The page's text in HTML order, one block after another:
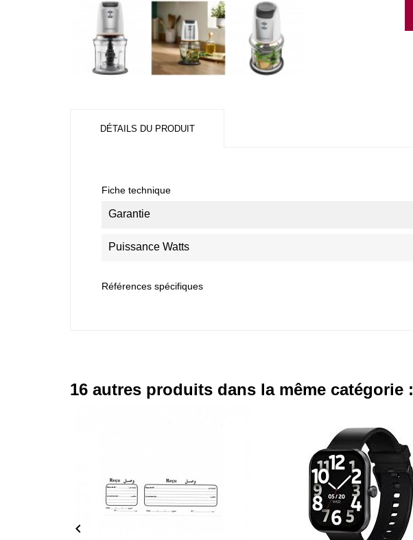
DÉTAILS DU PRODUIT
Fiche technique
Garantie
Puissance Watts
Références spécifiques
16 autres produits dans la même catégorie :
